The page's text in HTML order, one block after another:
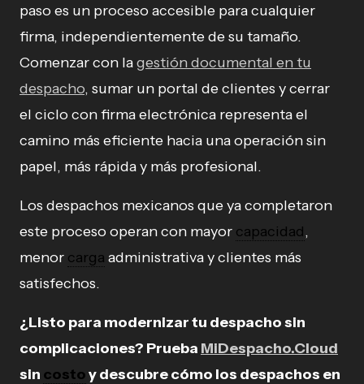
paso es un proceso accesible para cualquier
firma, independientemente de su tamaño.
Comenzar con lagestión documental en tu
despacho, sumar un portal de clientes y cerrar
el ciclo con firma electrónica representa el
camino más eficiente hacia una operación sin
papel, más rápida y más profesional.
Los despachos mexicanos que ya completaron
este proceso operan con mayor capacidad,
menor carga administrativa y clientes más
satisfechos.
¿Listo para modernizar tu despacho sin
complicaciones? Prueba MiDespacho.Cloud
sin costoy descubre cómo los despachos en